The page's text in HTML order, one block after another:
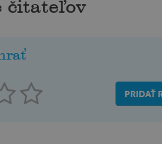
čitateľov
PRIDAŤ